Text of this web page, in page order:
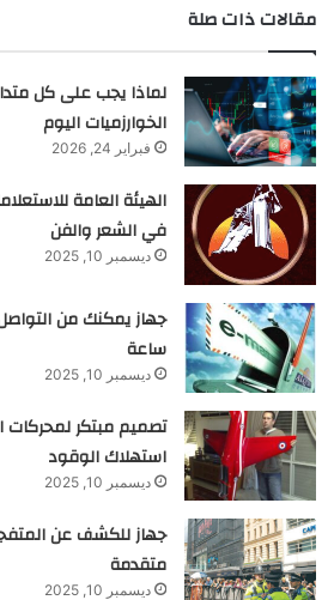
مقالات ذات صلة
لماذا يجب على كل
الخوارزميات اليوم
فبراير 24, 2026
الهيئة العامة
في الشعر والفن
ديسمبر 10, 2025
ساعة
ديسمبر 10, 2025
استهلاك الوقود
ديسمبر 10, 2025
جهاز للكشف عن
متقدمة
ديسمبر 10, 2025